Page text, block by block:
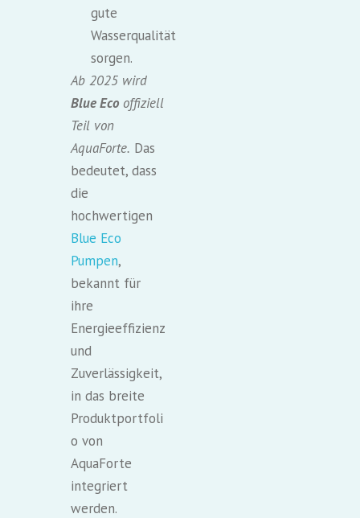
gute
Wasserqualität
sorgen.
Ab 2025 wird
Blue Ecooffiziell
Teil von
AquaForte. Das
bedeutet, dass
die
hochwertigen
Blue Eco
Pumpen,
bekannt für
ihre
Energieeffizienz
und
Zuverlässigkeit,
in das breite
Produktportfoli
o von
AquaForte
integriert
werden.